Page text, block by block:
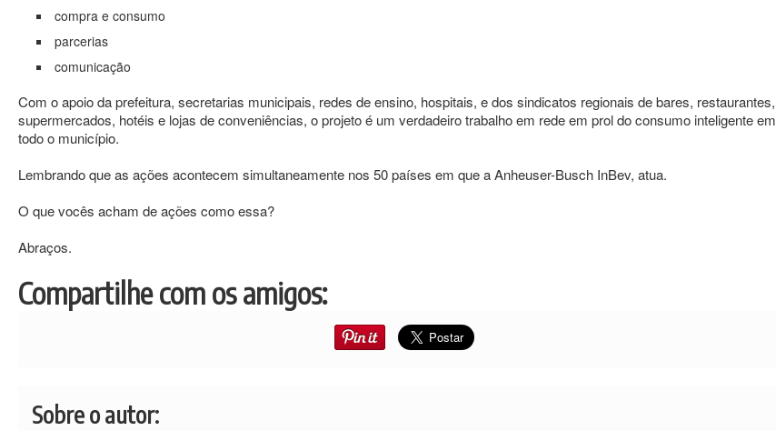
compra e consumo
parcerias
comunicação
Com o apoio da prefeitura, secretarias municipais, redes de ensino, hospitais, e dos sindicatos regionais de bares, restaurantes,
supermercados, hotéis e lojas de conveniências, o projeto é um verdadeiro trabalho em rede em prol do consumo inteligente em
todo o município.
Lembrando que as ações acontecem simultaneamente nos 50 países em que a Anheuser-Busch InBev, atua.
O que vocês acham de ações como essa?
Abraços.
Compartilhe com os amigos:
Sobre o autor: